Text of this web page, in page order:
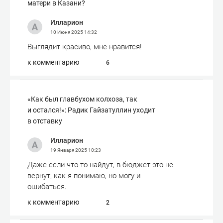
матери в Казани?
Илларион
10 Июня 202514:32
Выглядит красиво, мне нравится!
к комментарию 6
«Как был главбухом колхоза, так
и остался!»: Радик Гайзатуллин уходит
в отставку
Илларион
19 Января 202510:23
Даже если что-то найдут, в бюджет это не
вернут, как я понимаю, но могу и
ошибаться.
к комментарию 2